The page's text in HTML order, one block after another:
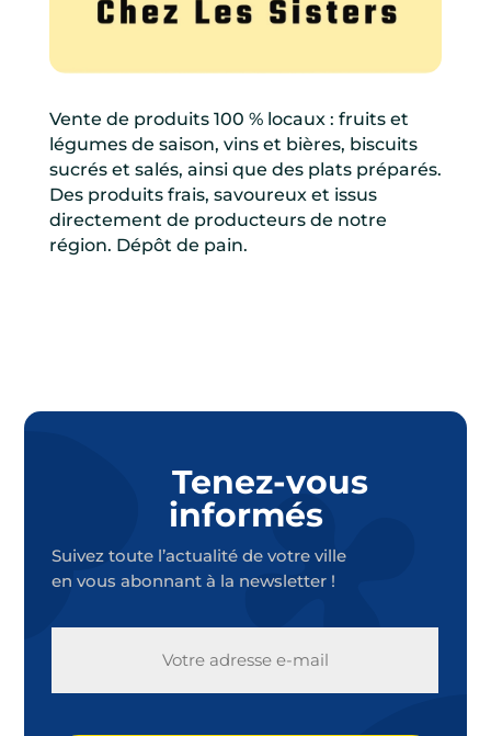
Vente de produits 100 % locaux : fruits et
légumes de saison, vins et bières, biscuits
sucrés et salés, ainsi que des plats préparés.
Des produits frais, savoureux et issus
directement de producteurs de notre
région. Dépôt de pain.
Tenez-vous
informés
Suivez toute l’actualité de votre ville
en vous abonnant à la newsletter !